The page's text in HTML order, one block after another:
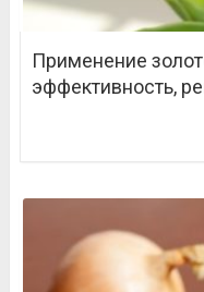
Применение
эффективность,